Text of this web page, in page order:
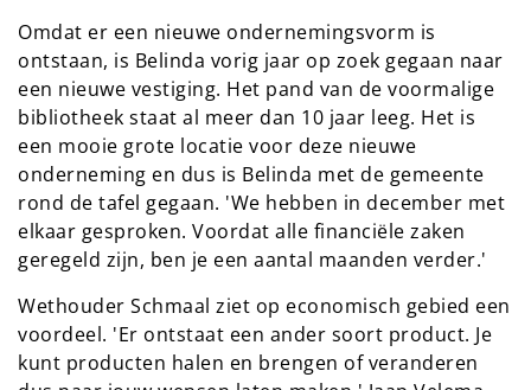
Omdat er een nieuwe ondernemingsvorm is
ontstaan, is Belinda vorig jaar op zoek gegaan naar
een nieuwe vestiging. Het pand van de voormalige
bibliotheek staat al meer dan 10 jaar leeg. Het is
een mooie grote locatie voor deze nieuwe
onderneming en dus is Belinda met de gemeente
rond de tafel gegaan. 'We hebben in december met
elkaar gesproken. Voordat alle financiële zaken
geregeld zijn, ben je een aantal maanden verder.'
Wethouder Schmaal ziet op economisch gebied een
voordeel. 'Er ontstaat een ander soort product. Je
kunt producten halen en brengen of veranderen